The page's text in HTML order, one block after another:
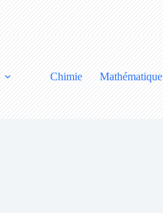
Chimie Mathématique